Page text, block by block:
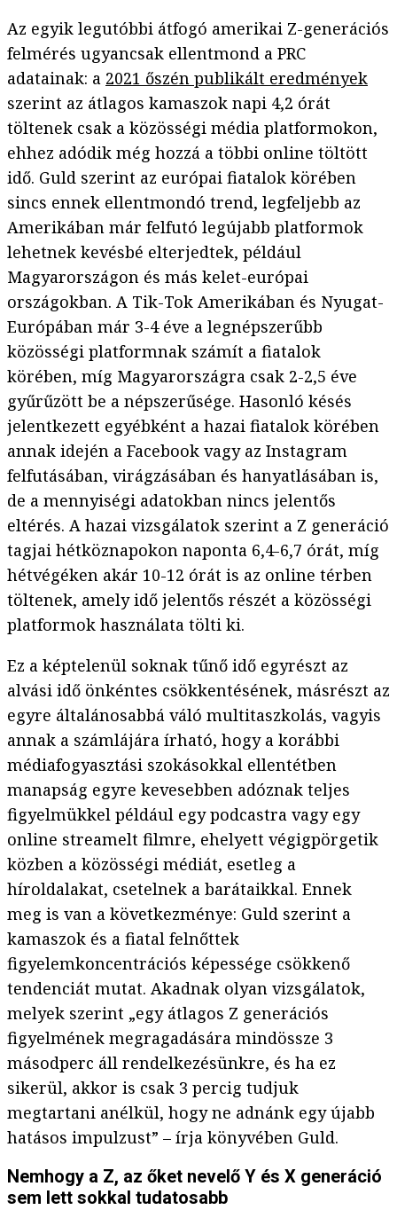
Az egyik legutóbbi átfogó amerikai Z-generációs
felmérés ugyancsak ellentmond a PRC
adatainak: a 2021 őszén publikált eredmények
szerint az átlagos kamaszok napi 4,2 órát
töltenek csak a közösségi média platformokon,
ehhez adódik még hozzá a többi online töltött
idő. Guld szerint az európai fiatalok körében
sincs ennek ellentmondó trend, legfeljebb az
Amerikában már felfutó legújabb platformok
lehetnek kevésbé elterjedtek, például
Magyarországon és más kelet-európai
országokban. A Tik-Tok Amerikában és Nyugat-
Európában már 3-4 éve a legnépszerűbb
közösségi platformnak számít a fiatalok
körében, míg Magyarországra csak 2-2,5 éve
gyűrűzött be a népszerűsége. Hasonló késés
jelentkezett egyébként a hazai fiatalok körében
annak idején a Facebook vagy az Instagram
felfutásában, virágzásában és hanyatlásában is,
de a mennyiségi adatokban nincs jelentős
eltérés. A hazai vizsgálatok szerint a Z generáció
tagjai hétköznapokon naponta 6,4-6,7 órát, míg
hétvégéken akár 10-12 órát is az online térben
töltenek, amely idő jelentős részét a közösségi
platformok használata tölti ki.
Ez a képtelenül soknak tűnő idő egyrészt az
alvási idő önkéntes csökkentésének, másrészt az
egyre általánosabbá váló multitaszkolás, vagyis
annak a számlájára írható, hogy a korábbi
médiafogyasztási szokásokkal ellentétben
manapság egyre kevesebben adóznak teljes
figyelmükkel például egy podcastra vagy egy
online streamelt filmre, ehelyett végigpörgetik
közben a közösségi médiát, esetleg a
híroldalakat, csetelnek a barátaikkal. Ennek
meg is van a következménye: Guld szerint a
kamaszok és a fiatal felnőttek
figyelemkoncentrációs képessége csökkenő
tendenciát mutat. Akadnak olyan vizsgálatok,
melyek szerint „egy átlagos Z generációs
figyelmének megragadására mindössze 3
másodperc áll rendelkezésünkre, és ha ez
sikerül, akkor is csak 3 percig tudjuk
megtartani anélkül, hogy ne adnánk egy újabb
hatásos impulzust” – írja könyvében Guld.
Nemhogy a Z, az őket nevelő Y és X generáció
sem lett sokkal tudatosabb